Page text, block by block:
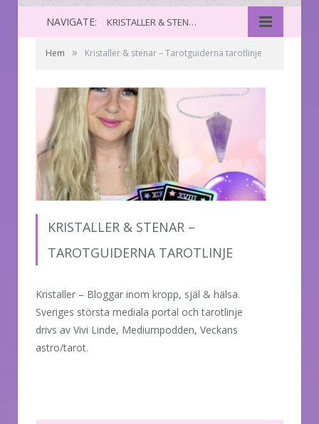
NAVIGATE: KRISTALLER & STENAR – TAROTGUIDERNA TAROTLINJE
Hem » Kristaller & stenar – Tarotguiderna tarotlinje
KRISTALLER & STENAR –
TAROTGUIDERNA TAROTLINJE
Kristaller – Bloggar inom kropp, själ & hälsa.
Sveriges största mediala portal och tarotlinje
drivs av Vivi Linde, Mediumpodden, Veckans
astro/tarot.